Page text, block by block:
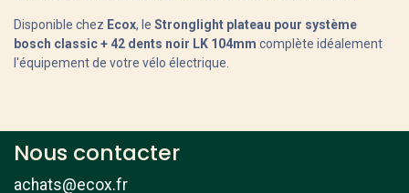
Disponible chez Ecox, le Stronglight plateau pour système
bosch classic + 42 dents noir LK 104mm complète idéalement
l'équipement de votre vélo électrique.
Nous contacter
achats@ecox.fr